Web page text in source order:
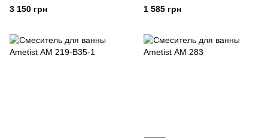
3 150 грн 1 585 грн